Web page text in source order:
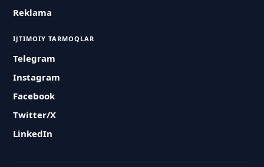
Reklama
IJTIMOIY TARMOQLAR
Telegram
Instagram
Facebook
Twitter/X
LinkedIn